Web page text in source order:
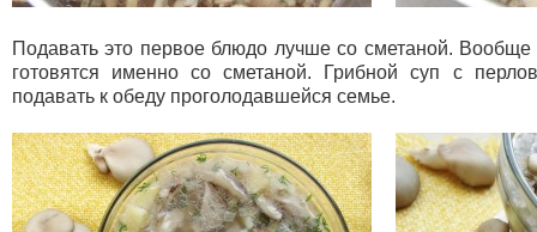
Подавать это первое блюдо лучше со сметаной. Вообще
готовятся именно со сметаной. Грибной суп с
подавать к обеду проголодавшейся семье.